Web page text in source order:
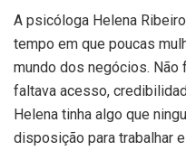
A psicóloga Helena
tempo em que poucas
mundo dos negócios.
faltava acesso,
Helena tinha algo que
disposição para trabalhar